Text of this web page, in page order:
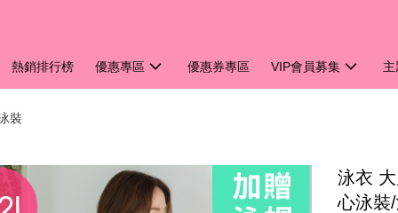
熱銷排行榜 優惠專區 優惠券專區 VIP會員募集
裝
泳衣
心泳裝